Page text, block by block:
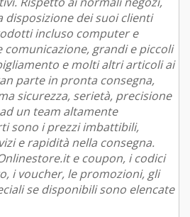
dei suoi clienti
incluso computer e
grandi e piccoli
e molti altri articoli ai
parte in pronta consegna,
sicurezza, serietà, precisione
un team altamente
sono i prezzi imbattibili,
e rapidità nella consegna.
e coupon, i codici
i voucher, le promozioni, gli
se disponibili sono elencate